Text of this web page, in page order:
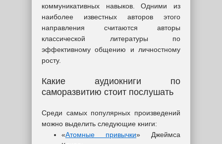
коммуникативных навыков. Одними из
наиболее известных авторов этого
направления считаются авторы
классической литературы по
эффективному общению и личностному
росту.
Какие аудиокниги по
саморазвитию стоит послушать
Среди самых популярных произведений
можно выделить следующие книги:
«Атомные привычки» Джеймса